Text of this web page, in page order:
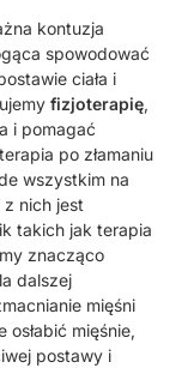
kontuzja
spowodować
ciała i
fizjoterapię,
i pomagać
po złamaniu
wszystkim na
nich jest
takich jak terapia
znacząco
dalszej
mięśni
osłabić mięśnie,
postawy i